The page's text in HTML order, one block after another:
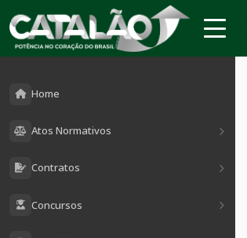
Home
Atos Normativos
Contratos
Concursos